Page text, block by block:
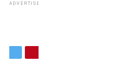
ADVERTISEMENT